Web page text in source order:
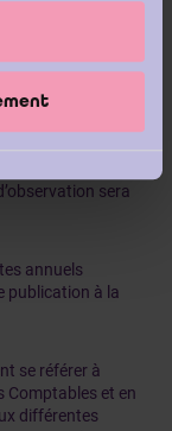
a pu
prédécesseur
corrigés
sera
annuels
publication à la
se référer à
Comptables et en
différentes